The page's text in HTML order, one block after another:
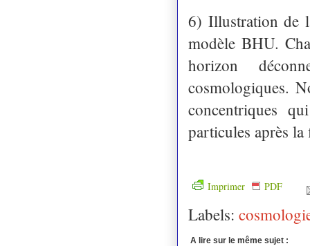
6) Illustration de
modèle BHU.
horizon
cosmologiques.
concentriques
particules après
Imprimer PDF
Labels:
A lire sur le même sujet :